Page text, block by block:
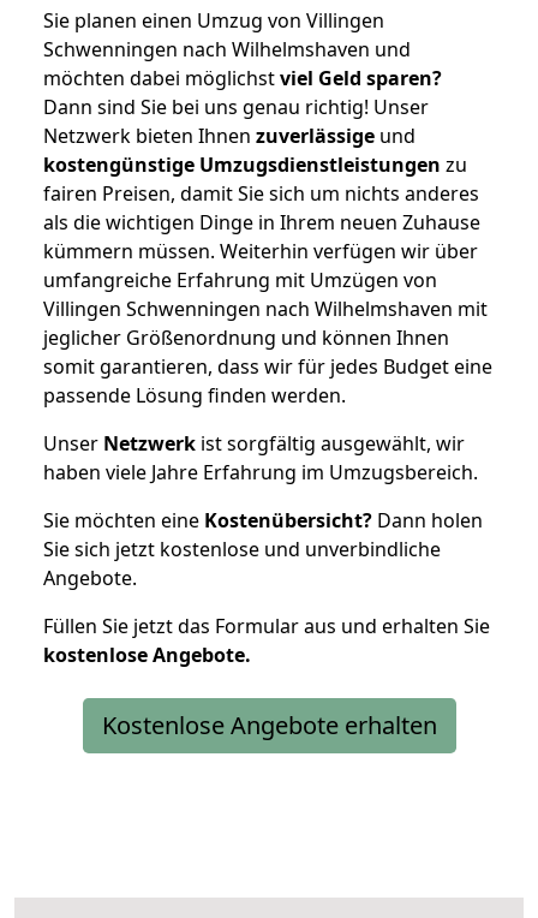
Sie planen einen Umzug von Villingen
Schwenningen nach Wilhelmshaven und
möchten dabei möglichstviel Geld sparen?
Dann sind Sie bei uns genau richtig! Unser
Netzwerk bieten Ihnen zuverlässige und
kostengünstige Umzugsdienstleistungen zu
fairen Preisen, damit Sie sich um nichts anderes
als die wichtigen Dinge in Ihrem neuen Zuhause
kümmern müssen. Weiterhin verfügen wir über
umfangreiche Erfahrung mit Umzügen von
Villingen Schwenningen nach Wilhelmshaven mit
jeglicher Größenordnung und können Ihnen
somit garantieren, dass wir für jedes Budget eine
passende Lösung finden werden.
Unser Netzwerk ist sorgfältig ausgewählt, wir
haben viele Jahre Erfahrung im Umzugsbereich.
Sie möchten eine Kostenübersicht? Dann holen
Sie sich jetzt kostenlose und unverbindliche
Angebote.
Füllen Sie jetzt das Formular aus und erhalten Sie
kostenloseAngebote.
Kostenlose Angebote erhalten